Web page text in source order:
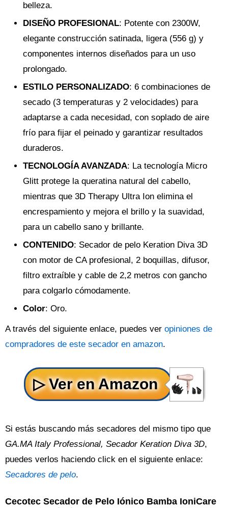
belleza.
DISEÑO PROFESIONAL: Potente con 2300W,
elegante construcción satinada, ligera (556 g) y
componentes internos diseñados para un uso
prolongado.
ESTILO PERSONALIZADO: 6 combinaciones de
secado (3 temperaturas y 2 velocidades) para
adaptarse a cada necesidad, con soplado de aire
frío para fijar el peinado y garantizar resultados
duraderos.
TECNOLOGÍA AVANZADA: La tecnología Micro
Glitt protege la queratina natural del cabello,
mientras que 3D Therapy Ultra Ion elimina el
encrespamiento y mejora el brillo y la suavidad,
para un cabello sano y brillante.
CONTENIDO: Secador de pelo Keration Diva 3D
con motor de CA profesional, 2 boquillas, difusor,
filtro extraíble y cable de 2,2 metros con gancho
para colgarlo cómodamente.
Color: Oro.
A través del siguiente enlace, puedes ver opiniones de
compradores de este secador en amazon.
Si estás buscando más secadores del mismo tipo que
GA.MA Italy Professional, Secador Keration Diva 3D,
puedes verlos haciendo click en el siguiente enlace:
Secadores de pelo.
Cecotec Secador de Pelo Iónico Bamba IoniCare